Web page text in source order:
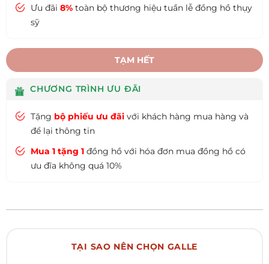
Ưu đãi 8% toàn bộ thương hiệu tuần lễ đồng hồ thụy
sỹ
TẠM HẾT
CHƯƠNG TRÌNH ƯU ĐÃI
Tặng bộ phiếu ưu đãi với khách hàng mua hàng và
để lại thông tin
Mua 1 tặng 1 đồng hồ với hóa đơn mua đồng hồ có
ưu đĩa không quá 10%
TẠI SAO NÊN CHỌN GALLE